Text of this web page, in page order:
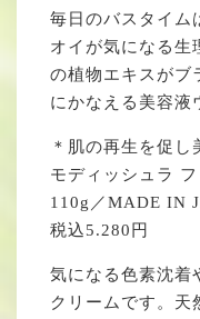
毎日のバスタイム
オイが気になる生
の植物エキスがブ
にかなえる美容液
＊肌の再生を促し
モディッシュラ
110g／MADE IN
税込5.280円
気になる色素沈着
クリームです。天